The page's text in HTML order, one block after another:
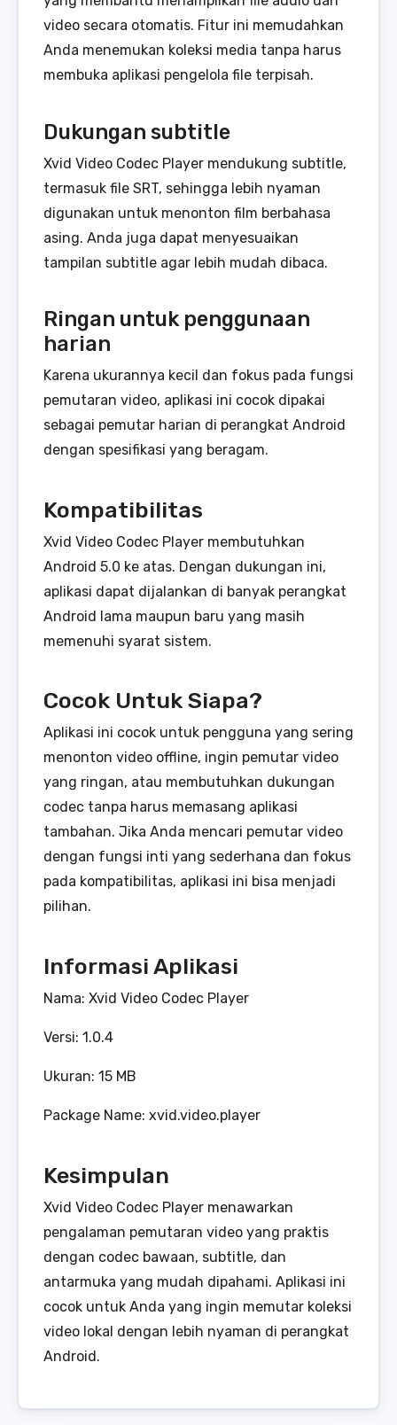
video secara otomatis. Fitur ini memudahkan
Anda menemukan koleksi media tanpa harus
membuka aplikasi pengelola file terpisah.
Dukungan subtitle
Xvid Video Codec Player mendukung subtitle,
termasuk file SRT, sehingga lebih nyaman
digunakan untuk menonton film berbahasa
asing. Anda juga dapat menyesuaikan
tampilan subtitle agar lebih mudah dibaca.
Ringan untuk penggunaan
harian
Karena ukurannya kecil dan fokus pada fungsi
pemutaran video, aplikasi ini cocok dipakai
sebagai pemutar harian di perangkat Android
dengan spesifikasi yang beragam.
Kompatibilitas
Xvid Video Codec Player membutuhkan
Android 5.0 ke atas. Dengan dukungan ini,
aplikasi dapat dijalankan di banyak perangkat
Android lama maupun baru yang masih
memenuhi syarat sistem.
Cocok Untuk Siapa?
Aplikasi ini cocok untuk pengguna yang sering
menonton video offline, ingin pemutar video
yang ringan, atau membutuhkan dukungan
codec tanpa harus memasang aplikasi
tambahan. Jika Anda mencari pemutar video
dengan fungsi inti yang sederhana dan fokus
pada kompatibilitas, aplikasi ini bisa menjadi
pilihan.
Informasi Aplikasi
Nama: Xvid Video Codec Player
Versi: 1.0.4
Ukuran: 15 MB
Package Name: xvid.video.player
Kesimpulan
Xvid Video Codec Player menawarkan
pengalaman pemutaran video yang praktis
dengan codec bawaan, subtitle, dan
antarmuka yang mudah dipahami. Aplikasi ini
cocok untuk Anda yang ingin memutar koleksi
video lokal dengan lebih nyaman di perangkat
Android.